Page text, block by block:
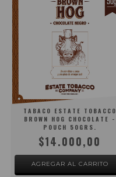
TABACO ESTATE TOBACCO
BROWN HOG CHOCOLATE -
POUCH 50GRS.
$14.000,00